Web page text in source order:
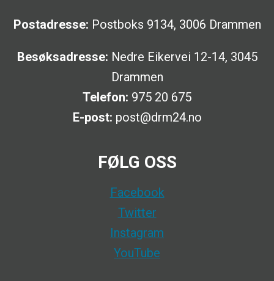
Postadresse: Postboks 9134, 3006 Drammen
Besøksadresse: Nedre Eikervei 12-14, 3045
Drammen
Telefon: 975 20 675
E-post: post@drm24.no
FØLG OSS
Facebook
Twitter
Instagram
YouTube